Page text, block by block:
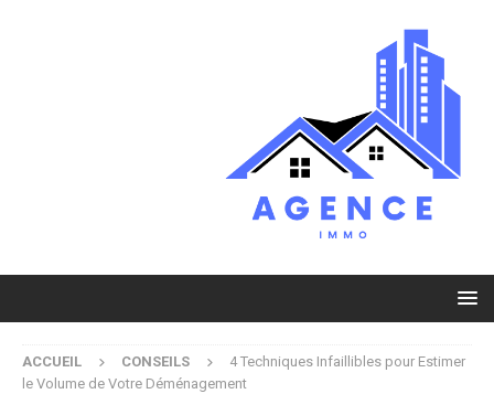
ACCUEIL CONSEILS
4 Techniques Infaillibles pour Estimer
le Volume de Votre Déménagement